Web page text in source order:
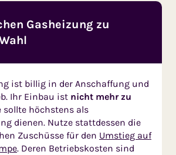
Gasheizung zu
ist billig in der Anschaffung und
Ihr Einbau ist nicht mehr zu
sollte höchstens als
dienen. Nutze stattdessen die
Zuschüsse für den Umstieg auf
. Deren Betriebs­kosten sind